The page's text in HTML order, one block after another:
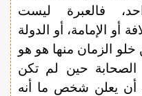
فالعبرة ليست
أو الإمامة، أو الدولة
خلو الزمان منها هو هو
حين لم تكن
أن يعلن شخص ما أنه